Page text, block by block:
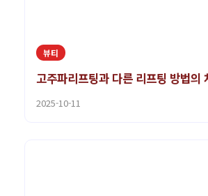
뷰티
고주파리프팅과 다른 리프팅 방법의
2025-10-11